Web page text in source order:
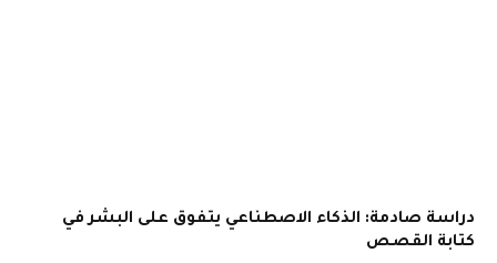
دراسة صادمة: الذكاء الاصطناعي يتفوق على البشر في
كتابة القصص